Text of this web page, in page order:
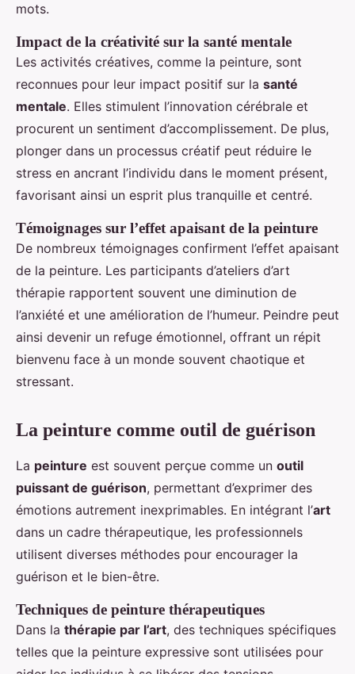
mots.
Impact de la créativité sur la santé mentale
Les activités créatives, comme la peinture, sont
reconnues pour leur impact positif sur la santé
mentale. Elles stimulent l’innovation cérébrale et
procurent un sentiment d’accomplissement. De plus,
plonger dans un processus créatif peut réduire le
stress en ancrant l’individu dans le moment présent,
favorisant ainsi un esprit plus tranquille et centré.
Témoignages sur l’effet apaisant de la peinture
De nombreux témoignages confirment l’effet apaisant
de la peinture. Les participants d’ateliers d’art
thérapie rapportent souvent une diminution de
l’anxiété et une amélioration de l’humeur. Peindre peut
ainsi devenir un refuge émotionnel, offrant un répit
bienvenu face à un monde souvent chaotique et
stressant.
La peinture comme outil de guérison
La peinture est souvent perçue comme un outil
puissant de guérison, permettant d’exprimer des
émotions autrement inexprimables. En intégrant l’art
dans un cadre thérapeutique, les professionnels
utilisent diverses méthodes pour encourager la
guérison et le bien-être.
Techniques de peinture thérapeutiques
Dans la thérapie par l’art, des techniques spécifiques
telles que la peinture expressive sont utilisées pour